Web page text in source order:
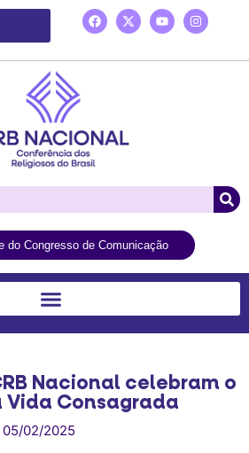
do Congresso de Comunicação
Nacional celebram o
Vida Consagrada
05/02/2025